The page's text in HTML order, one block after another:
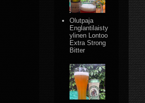
Olutpaja
Englantilaisty
ylinen Lontoo
Extra Strong
Bitter